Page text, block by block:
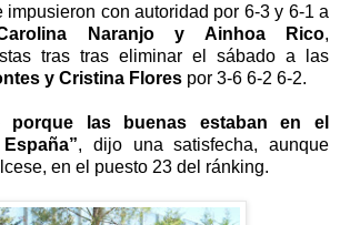
impusieron con autoridad por 6-3 y 6-1 a
Naranjo y Ainhoa Rico,
tras tras eliminar el sábado a las
y Cristina Flores por 3-6 6-2 6-2.
porque las buenas estaban en el
ña”, dijo una satisfecha, aunque
en el puesto 23 del ránking.